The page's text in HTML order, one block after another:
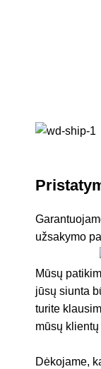
užsakymo
Mūsų
jūsų siunta
turite
mūsų
Dėkojame,